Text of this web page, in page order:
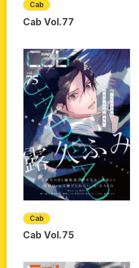
Cab
Cab Vol.77
Cab
Cab Vol.75